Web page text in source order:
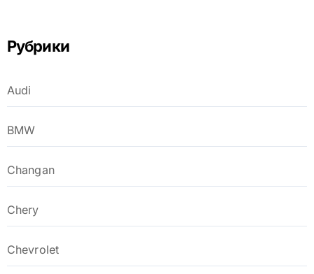
Рубрики
Audi
BMW
Changan
Chery
Chevrolet